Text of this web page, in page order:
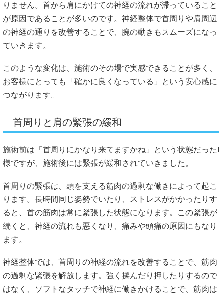
りません。首から肩にかけての神経の流れが滞っていること
が原因であることが多いのです。神経整体で首周りや肩周辺
の神経の通りを改善することで、腕の動きもスムーズになっ
ていきます。
このような変化は、施術のその場で実感できることが多く、
お客様にとっても「確かに良くなっている」という安心感に
つながります。
首周りと肩の緊張の緩和
施術前は「首周りにかなり来てますかね」という状態だったI
様ですが、施術後には緊張が緩和されていきました。
首周りの緊張は、頭を支える筋肉の過剰な働きによって起こ
ります。長時間同じ姿勢でいたり、ストレスがかかったりす
ると、首の筋肉は常に緊張した状態になります。この緊張が
続くと、神経の流れも悪くなり、痛みや頭痛の原因にもなり
ます。
神経整体では、首周りの神経の流れを改善することで、筋肉
の過剰な緊張を解放します。強く揉んだり押したりするので
はなく、ソフトなタッチで神経に働きかけることで、筋肉は